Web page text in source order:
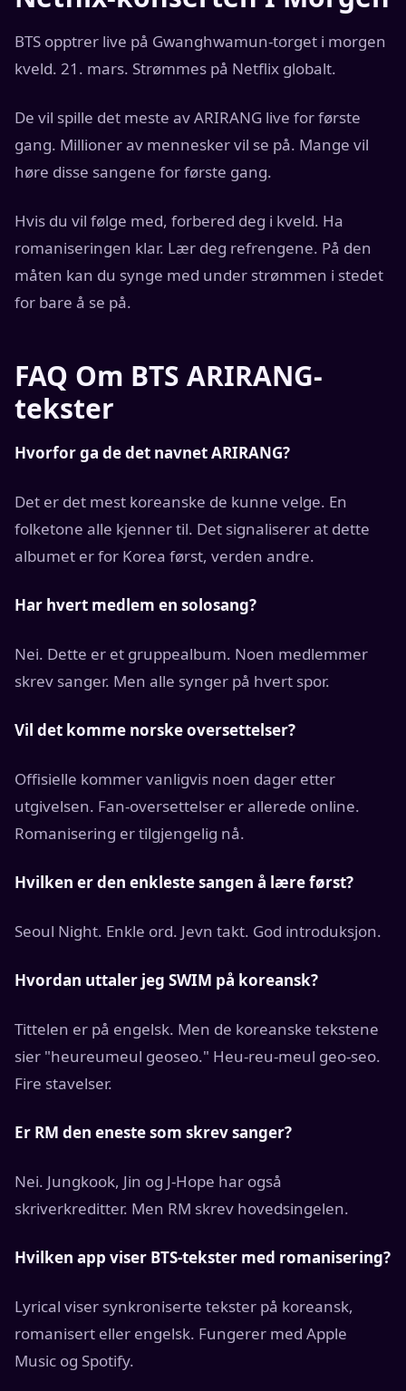
BTS opptrer live på Gwanghwamun-torget i morgen
kveld. 21. mars. Strømmes på Netflix globalt.
De vil spille det meste av ARIRANG live for første
gang. Millioner av mennesker vil se på. Mange vil
høre disse sangene for første gang.
Hvis du vil følge med, forbered deg i kveld. Ha
romaniseringen klar. Lær deg refrengene. På den
måten kan du synge med under strømmen i stedet
for bare å se på.
FAQ Om BTS ARIRANG-
tekster
Hvorfor ga de det navnet ARIRANG?
Det er det mest koreanske de kunne velge. En
folketone alle kjenner til. Det signaliserer at dette
albumet er for Korea først, verden andre.
Har hvert medlem en solosang?
Nei. Dette er et gruppealbum. Noen medlemmer
skrev sanger. Men alle synger på hvert spor.
Vil det komme norske oversettelser?
Offisielle kommer vanligvis noen dager etter
utgivelsen. Fan-oversettelser er allerede online.
Romanisering er tilgjengelig nå.
Hvilken er den enkleste sangen å lære først?
Seoul Night. Enkle ord. Jevn takt. God introduksjon.
Hvordan uttaler jeg SWIM på koreansk?
Tittelen er på engelsk. Men de koreanske tekstene
sier "heureumeul geoseo." Heu-reu-meul geo-seo.
Fire stavelser.
Er RM den eneste som skrev sanger?
Nei. Jungkook, Jin og J-Hope har også
skriverkreditter. Men RM skrev hovedsingelen.
Hvilken app viser BTS-tekster med romanisering?
Lyrical viser synkroniserte tekster på koreansk,
romanisert eller engelsk. Fungerer med Apple
Music og Spotify.